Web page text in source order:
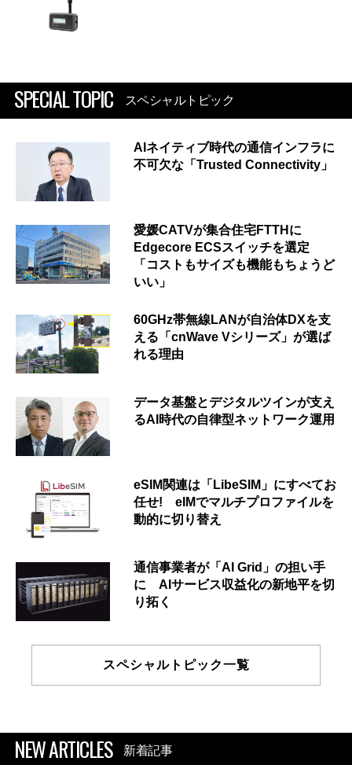
SPECIAL TOPIC スペシャルトピック
AIネイティブ時代の通信インフラに
不可欠な「Trusted Connectivity」
愛媛CATVが集合住宅FTTHに
Edgecore ECSスイッチを選定
「コストもサイズも機能もちょうど
いい」
60GHz帯無線LANが自治体DXを支
える「cnWave Vシリーズ」が選ば
れる理由
データ基盤とデジタルツインが支え
るAI時代の自律型ネットワーク運用
eSIM関連は「LibeSIM」にすべてお
任せ! eIMでマルチプロファイルを
動的に切り替え
通信事業者が「AI Grid」の担い手
に AIサービス収益化の新地平を切
り拓く
スペシャルトピック一覧
NEW ARTICLES 新着記事